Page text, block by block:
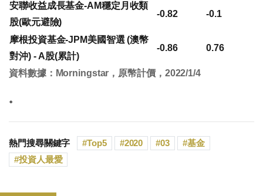
安聯收益成長基金-AM穩定月收類
股(歐元避險)
-0.82 -0.1
摩根投資基金-JPM美國智選 (澳幣
對沖) - A股(累計)
-0.86 0.76
資料數據：Morningstar，原幣計價，2022/1/4
。
熱門搜尋關鍵字 Top5 2020 03
基金
投資人最愛